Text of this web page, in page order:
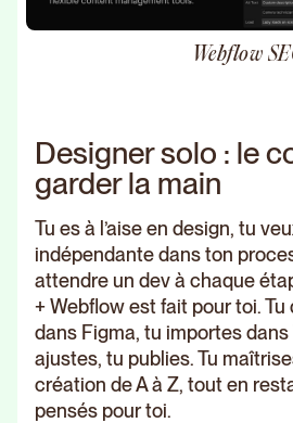
Webflow
Designer solo : le
garder la main
Tu es à l’aise en design, tu
indépendante dans ton
attendre un dev à chaque
+ Webflow est fait pour toi.
dans Figma, tu importes dans
ajustes, tu publies. Tu
création de A à Z, tout en
pensés pour toi.